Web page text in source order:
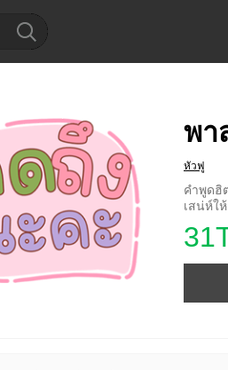
พา
หัวฟู
คำพูดฮิ
เสน่ห์ใ